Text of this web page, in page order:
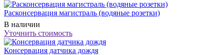
Расконсервация магистраль (водяные розетки)
В наличии
Уточнить стоимость
Консервация датчика дождя